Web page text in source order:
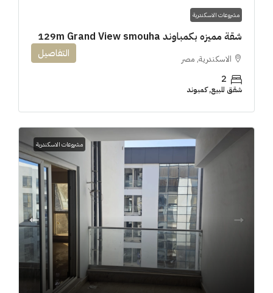
مشروعات الاسكندرية
شقة مميزه بكمباوند 129m Grand View smouha
الاسكندرية, مصر
2
شقق للبيع, كمبوند
التفاصيل
مشروعات الاسكندرية